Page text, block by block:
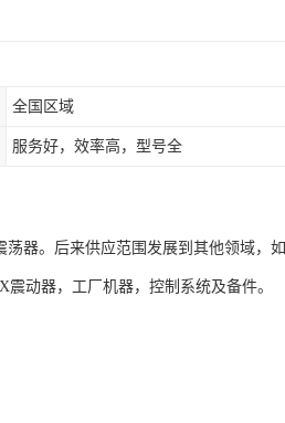
全国区域
服务好，效率高，型号全
器。后来供应范围发展到其他领域，如
动器，工厂机器，控制系统及备件。